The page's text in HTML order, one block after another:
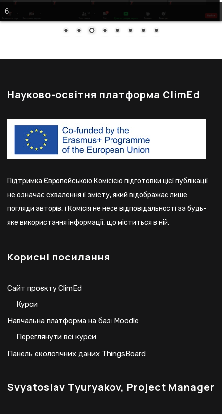
Підтримка Європейською Комісією підготовки цієї публікації
не означає схвалення її змісту, який відображає лише
яке використання інформації, що міститься в ній.
Корисні посилання
Курси
Переглянути всі курси
Панель екологічних даних ThingsBoard
Svyatoslav Tyuryakov, Project Manager
Phone: +358 29 5392049